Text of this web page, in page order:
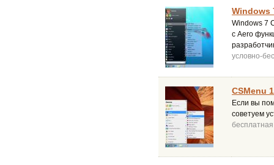
Windows
Windows 7
с Aero
условно-
CSMenu
Если вы
советуем
бесплатная